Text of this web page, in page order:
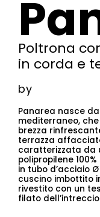
Poltrona
in corda e
by
Panarea nasce
mediterraneo,
brezza
terrazza
caratterizzata da
polipropilene
in tubo d’acciaio
cuscino imbottito
rivestito con un
filato